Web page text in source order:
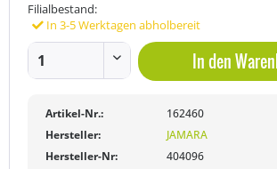
Filialbestand:
In 3-5 Werktagen abholbereit
In den
Artikel-Nr.:
162460
Hersteller:
JAMARA
Hersteller-Nr:
404096